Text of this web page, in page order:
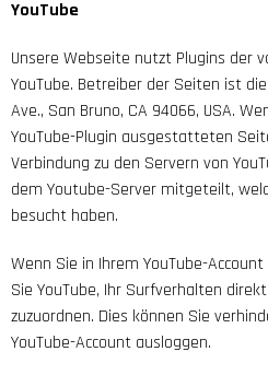
YouTube
Unsere Webseite nutzt Plugins der
YouTube. Betreiber der Seiten ist die
Ave., San Bruno, CA 94066, USA.
YouTube-Plugin ausgestatteten
Verbindung zu den Servern von
dem Youtube-Server mitgeteilt,
besucht haben.
Wenn Sie in Ihrem YouTube-
Sie YouTube, Ihr Surfverhalten
zuzuordnen. Dies können Sie
YouTube-Account ausloggen.